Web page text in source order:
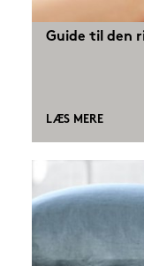
Guide til den
LÆS MERE